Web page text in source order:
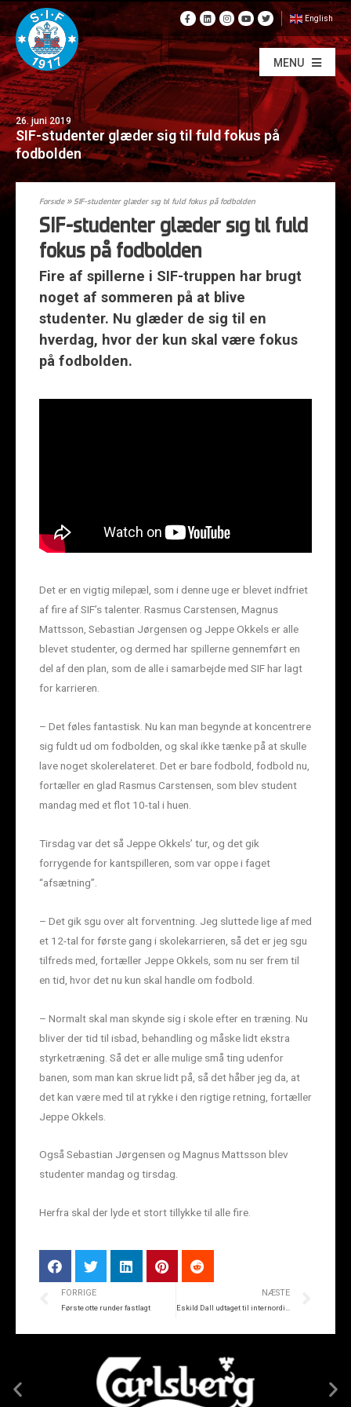
English
MENU
26. juni 2019
SIF-studenter glæder sig til fuld fokus på
fodbolden
Forside»SIF-studenter glæder sig til fuld fokus på fodbolden
SIF-studenter glæder sig til fuld
fokus på fodbolden
Fire af spillerne i SIF-truppen har brugt
noget af sommeren på at blive
studenter. Nu glæder de sig til en
hverdag, hvor der kun skal være fokus
på fodbolden.
Det er en vigtig milepæl, som i denne uge er blevet indfriet
af fire af SIF’s talenter. Rasmus Carstensen, Magnus
Mattsson, Sebastian Jørgensen og Jeppe Okkels er alle
blevet studenter, og dermed har spillerne gennemført en
del af den plan, som de alle i samarbejde med SIF har lagt
for karrieren.
– Det føles fantastisk. Nu kan man begynde at koncentrere
sig fuldt ud om fodbolden, og skal ikke tænke på at skulle
lave noget skolerelateret. Det er bare fodbold, fodbold nu,
fortæller en glad Rasmus Carstensen, som blev student
mandag med et flot 10-tal i huen.
Tirsdag var det så Jeppe Okkels’ tur, og det gik
forrygende for kantspilleren, som var oppe i faget
“afsætning”.
– Det gik sgu over alt forventning. Jeg sluttede lige af med
et 12-tal for første gang i skolekarrieren, så det er jeg sgu
tilfreds med, fortæller Jeppe Okkels, som nu ser frem til
en tid, hvor det nu kun skal handle om fodbold.
– Normalt skal man skynde sig i skole efter en træning. Nu
bliver der tid til isbad, behandling og måske lidt ekstra
styrketræning. Så det er alle mulige små ting udenfor
banen, som man kan skrue lidt på, så det håber jeg da, at
det kan være med til at rykke i den rigtige retning, fortæller
Jeppe Okkels.
Også Sebastian Jørgensen og Magnus Mattsson blev
studenter mandag og tirsdag.
Herfra skal der lyde et stort tillykke til alle fire.
FORRIGE
Første otte runder fastlagt
NÆSTE
Eskild Dall udtaget til internordisk turnering